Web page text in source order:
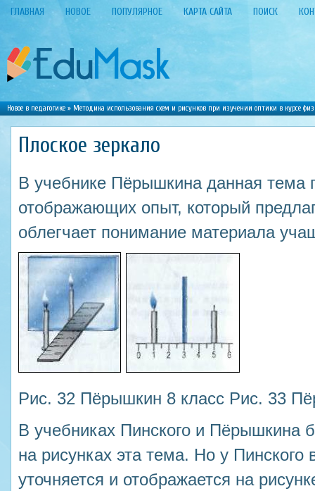
ГЛАВНАЯ НОВОЕ ПОПУЛЯРНОЕ КАРТА САЙТА ПОИСК
Новое в педагогике»Методика использования схем и рисунков при изучении оптики в курсе
Плоское зеркало
В учебнике Пёрышкина данная тема
отображающих опыт, который
облегчает понимание материала
Рис. 32 Пёрышкин 8 класс Рис. 33
В учебниках Пинского и Пёрышкина
на рисунках эта тема. Но у
уточняется и отображается на